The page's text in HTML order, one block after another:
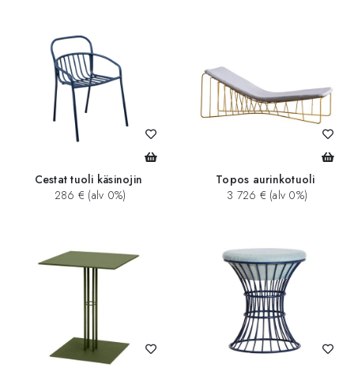
Cestat tuoli käsinojin
286 € (alv 0%)
Topos aurinkotuoli
3 726 € (alv 0%)